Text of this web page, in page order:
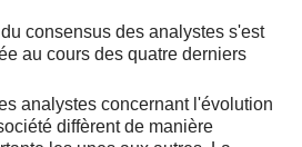
consensus des analystes s'est
au cours des quatre derniers
analystes concernant l'évolution
diffèrent de manière